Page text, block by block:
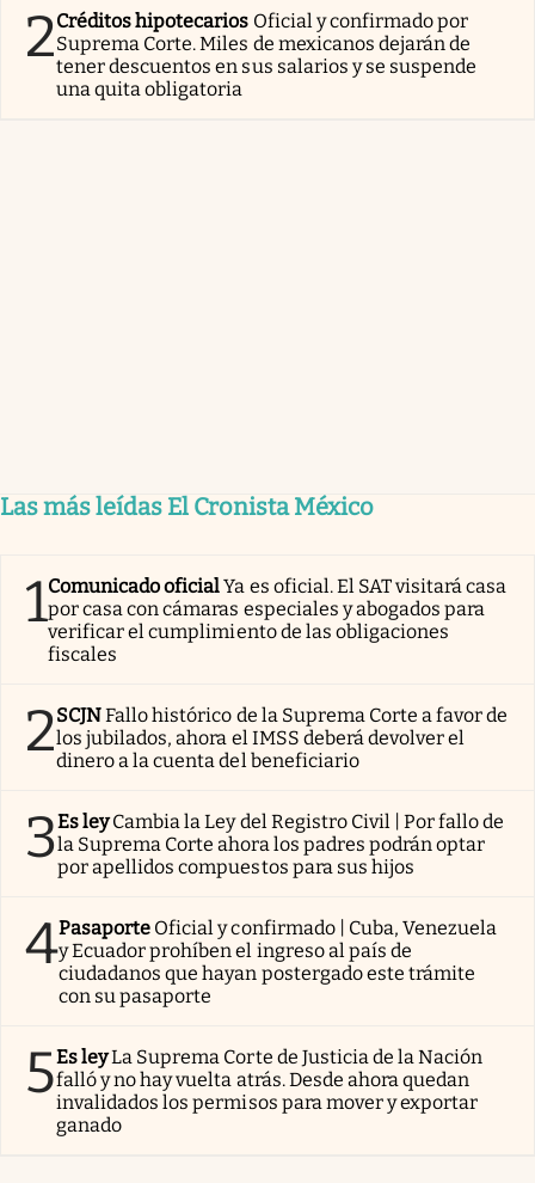
2Créditos hipotecarios Oficial y confirmado por
Suprema Corte. Miles de mexicanos dejarán de
tener descuentos en sus salarios y se suspende
una quita obligatoria
Las más leídas El Cronista México
1Comunicado oficialYa es oficial. El SAT visitará casa
por casa con cámaras especiales y abogados para
verificar el cumplimiento de las obligaciones
fiscales
2SCJNFallo histórico de la Suprema Corte a favor de
los jubilados, ahora el IMSS deberá devolver el
dinero a la cuenta del beneficiario
3Es ley Cambia la Ley del Registro Civil | Por fallo de
la Suprema Corte ahora los padres podrán optar
por apellidos compuestos para sus hijos
4Pasaporte Oficial y confirmado | Cuba, Venezuela
y Ecuador prohíben el ingreso al país de
ciudadanos que hayan postergado este trámite
con su pasaporte
5Es leyLa Suprema Corte de Justicia de la Nación
falló y no hay vuelta atrás. Desde ahora quedan
invalidados los permisos para mover y exportar
ganado